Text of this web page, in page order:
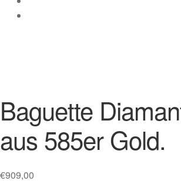
Baguette
aus 585er Gold.
€909,00